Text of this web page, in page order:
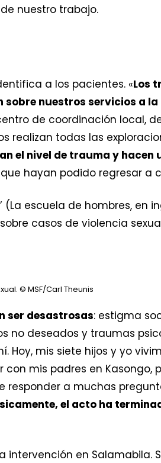
nuestro trabajo.
a los pacientes. «Los
nuestros servicios a
de coordinación local,
realizan todas las
el nivel de trauma y hacen
hayan podido regresar a
(La escuela de hombres, en
casos de violencia
© MSF/Carl Theunis
ser desastrosas: estigma
no deseados y traumas
Hoy, mis siete hijos y yo
mis padres en Kasongo,
a muchas
el acto ha
en Salamabila.